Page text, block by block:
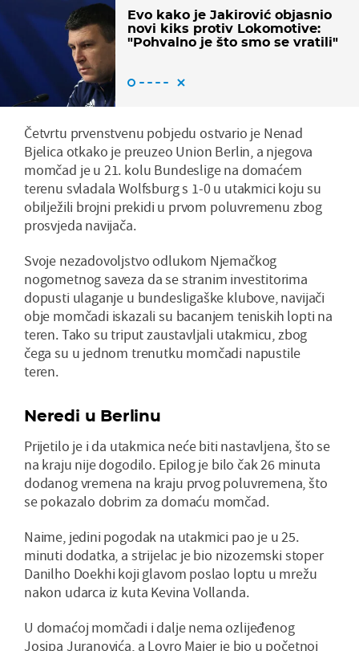
Evo kako je Jakirović objasnio
novi kiks protiv Lokomotive:
"Pohvalno je što smo se vratili"
Četvrtu prvenstvenu pobjedu ostvario je Nenad
Bjelica otkako je preuzeo Union Berlin, a njegova
momčad je u 21. kolu Bundeslige na domaćem
terenu svladala Wolfsburg s 1-0 u utakmici koju su
obilježili brojni prekidi u prvom poluvremenu zbog
prosvjeda navijača.
Svoje nezadovoljstvo odlukom Njemačkog
nogometnog saveza da se stranim investitorima
dopusti ulaganje u bundesligaške klubove, navijači
obje momčadi iskazali su bacanjem teniskih lopti na
teren. Tako su triput zaustavljali utakmicu, zbog
čega su u jednom trenutku momčadi napustile
teren.
Neredi u Berlinu
Prijetilo je i da utakmica neće biti nastavljena, što se
na kraju nije dogodilo. Epilog je bilo čak 26 minuta
dodanog vremena na kraju prvog poluvremena, što
se pokazalo dobrim za domaću momčad.
Naime, jedini pogodak na utakmici pao je u 25.
minuti dodatka, a strijelac je bio nizozemski stoper
Danilho Doekhi koji glavom poslao loptu u mrežu
nakon udarca iz kuta Kevina Vollanda.
U domaćoj momčadi i dalje nema ozlijeđenog
Josipa Juranovića, a Lovro Majer je bio u početnoj